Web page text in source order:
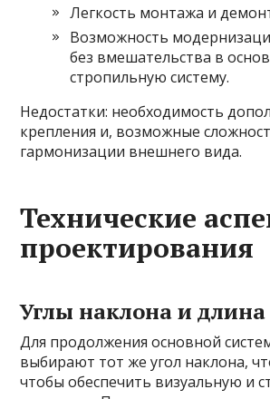
Легкость монтажа и
Возможность
без вмешательства в
стропильную систему.
Недостатки: необходимость
крепления и, возможные
гармонизации внешнего вида.
Технические
проектирования
Углы наклона и длина
Для продолжения основной
выбирают тот же угол наклона,
чтобы обеспечить визуальную и